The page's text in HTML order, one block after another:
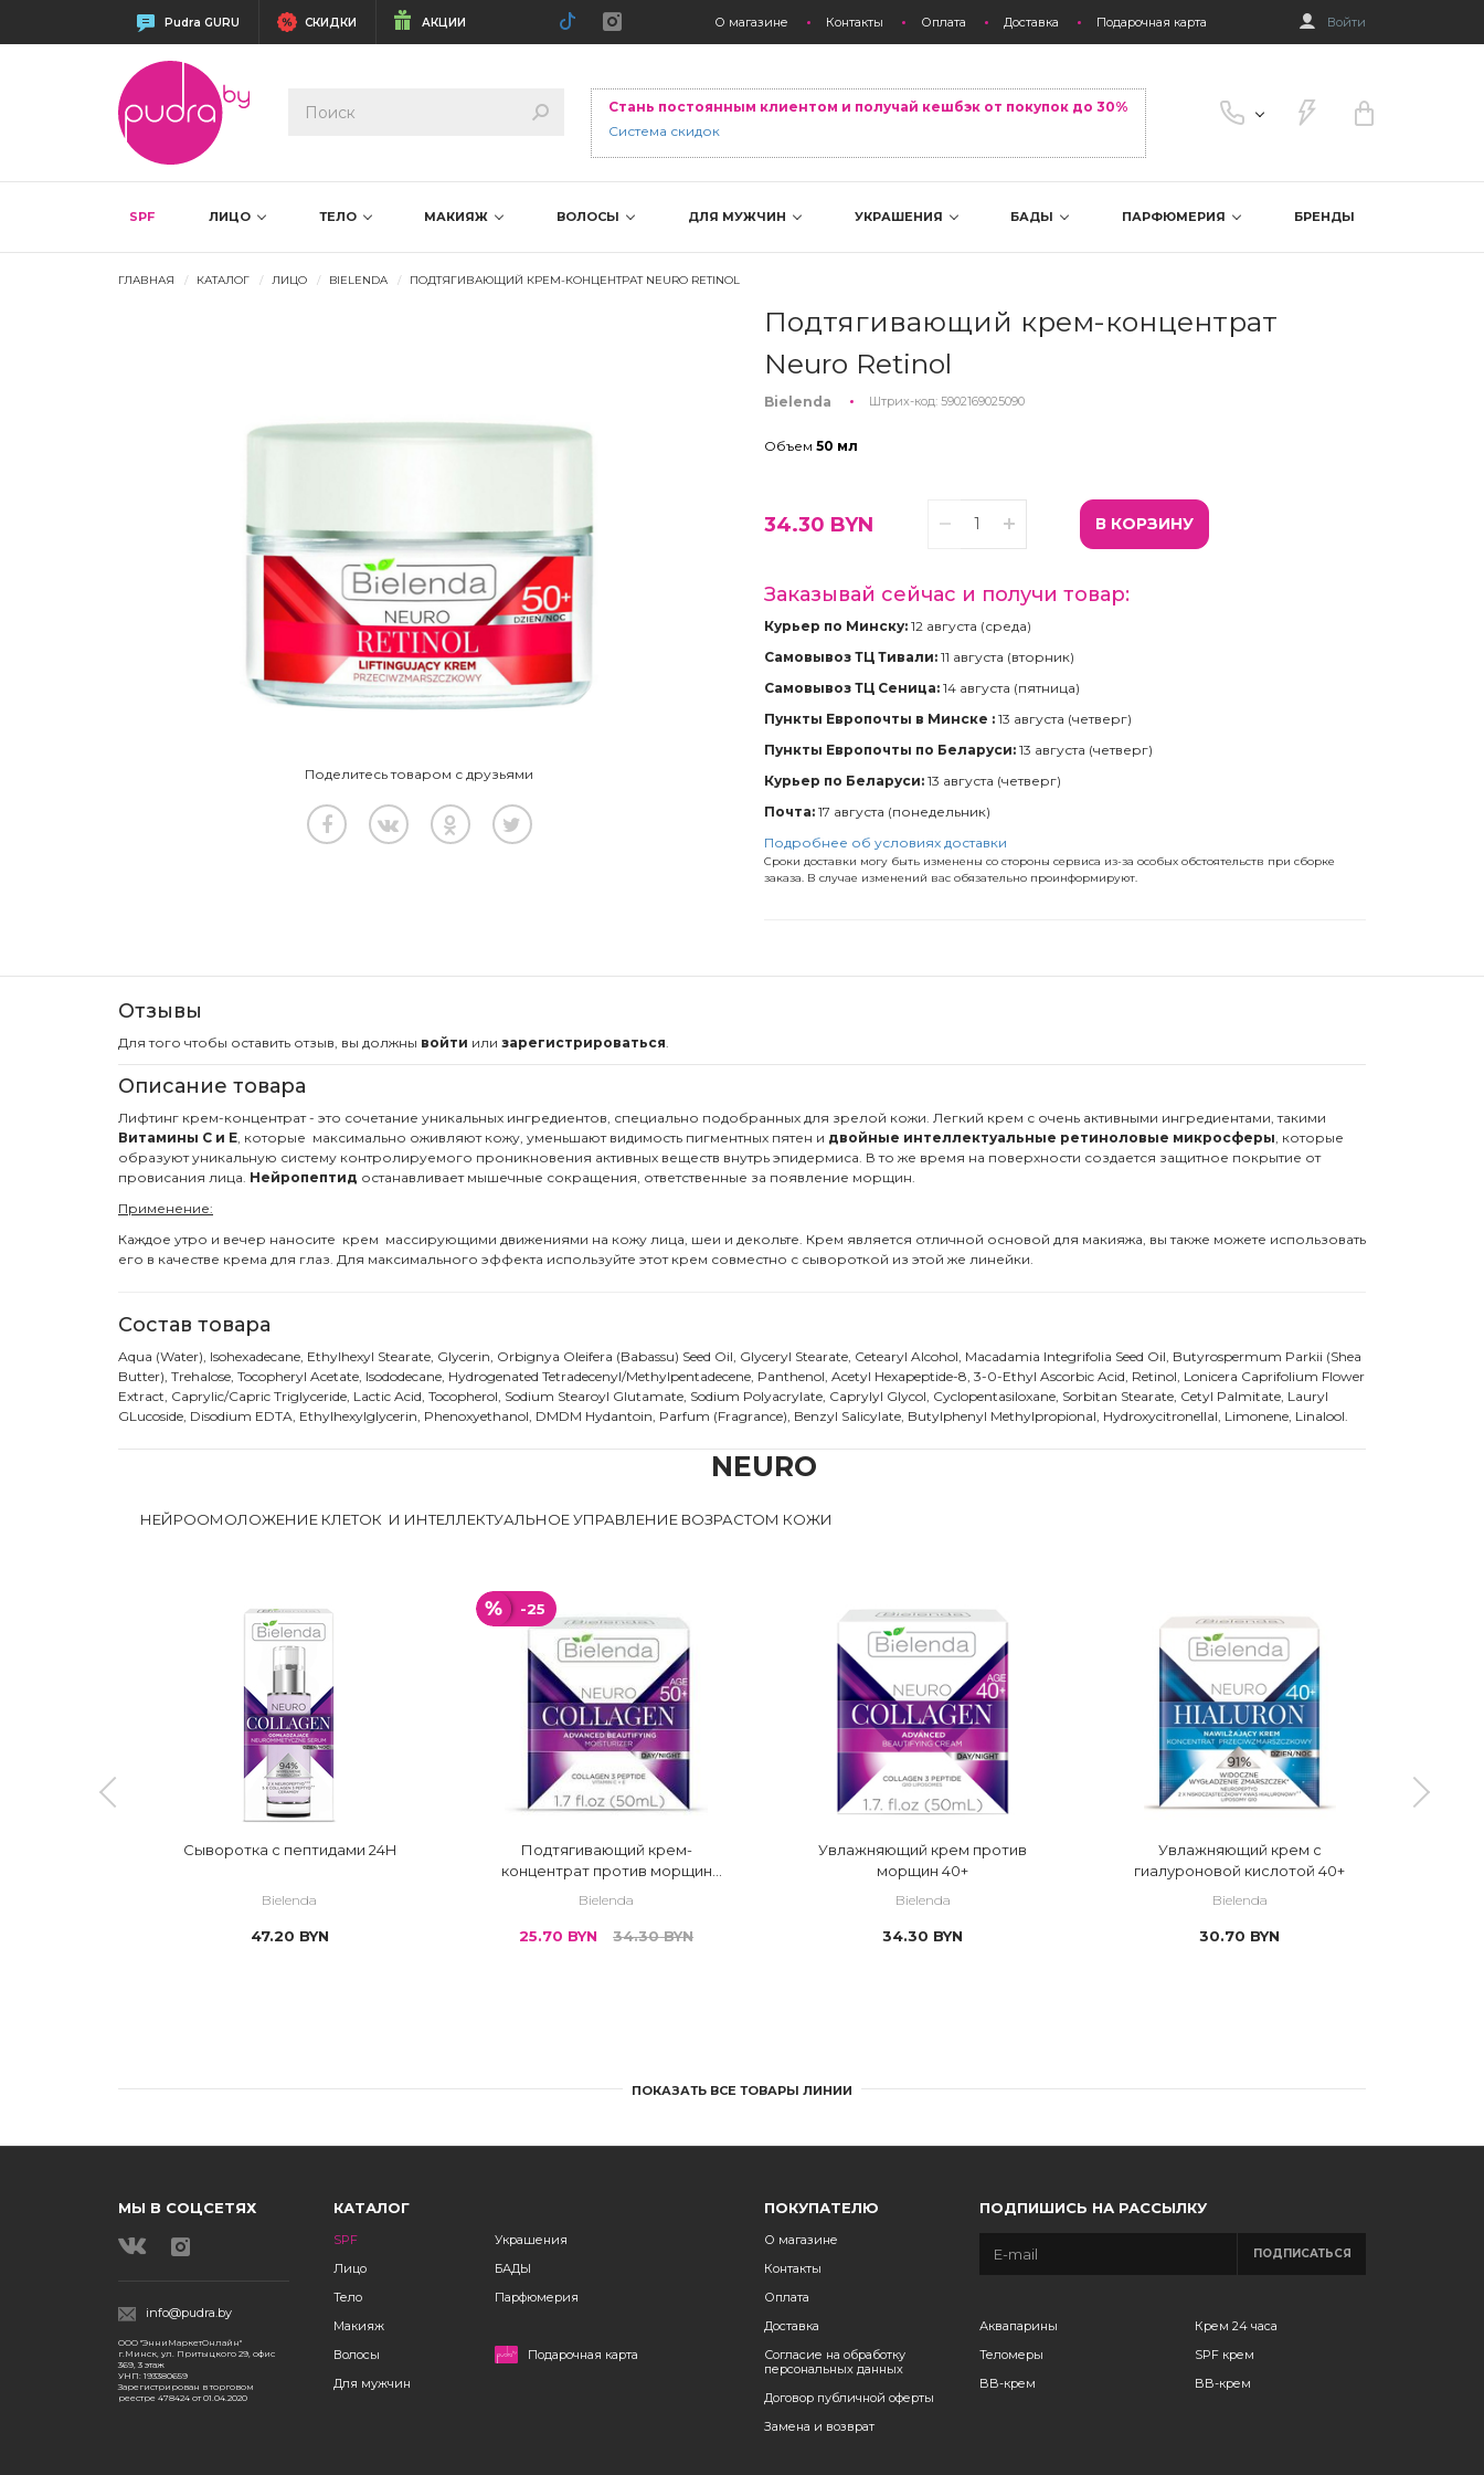
Pudra GURU СКИДКИ АКЦИИ О магазине Контакты Оплата Доставка Подарочная карта Войти
Стань постоянным клиентом и получай кешбэк от покупок до 30%
Система скидок
SPF ЛИЦО ТЕЛО МАКИЯЖ ВОЛОСЫ ДЛЯ МУЖЧИН УКРАШЕНИЯ БАДЫ ПАРФЮМЕРИЯ БРЕНДЫ
ГЛАВНАЯ КАТАЛОГ ЛИЦО BIELENDA ПОДТЯГИВАЮЩИЙ КРЕМ-КОНЦЕНТРАТ NEURO RETINOL
Поделитесь товаром с друзьями
Подтягивающий крем-концентрат
Neuro Retinol
Bielenda Штрих-код: 5902169025090
Объем 50 мл
34.30 BYN В КОРЗИНУ
Заказывай сейчас и получи товар:
Курьер по Минску: 12 августа (среда)
Самовывоз ТЦ Тивали: 11 августа (вторник)
Самовывоз ТЦ Сеница: 14 августа (пятница)
Пункты Европочты в Минске : 13 августа (четверг)
Пункты Европочты по Беларуси: 13 августа (четверг)
Курьер по Беларуси: 13 августа (четверг)
Почта: 17 августа (понедельник)
Подробнее об условиях доставки
Сроки доставки могу быть изменены со стороны сервиса из-за особых обстоятельств при сборке
заказа. В случае изменений вас обязательно проинформируют.
Отзывы
Для того чтобы оставить отзыв, вы должны войти или зарегистрироваться
Описание товара
Лифтинг крем-концентрат - это сочетание уникальных ингредиентов, специально подобранных для зрелой кожи. Легкий крем с очень активными ингредиентами, такими
Витамины С и Е , которые максимально оживляют кожу, уменьшают видимость пигментных пятен и двойные интеллектуальные ретиноловые микросферы , которые
образуют уникальную систему контролируемого проникновения активных веществ внутрь эпидермиса. В то же время на поверхности создается защитное покрытие от
провисания лица. Нейропептид останавливает мышечные сокращения, ответственные за появление морщин.
Применение:
Каждое утро и вечер наносите крем массирующими движениями на кожу лица, шеи и декольте. Крем является отличной основой для макияжа, вы также можете использовать
его в качестве крема для глаз. Для максимального эффекта используйте этот крем совместно с сывороткой из этой же линейки.
Состав товара
Aqua (Water), Isohexadecane, Ethylhexyl Stearate, Glycerin, Orbignya Oleifera (Babassu) Seed Oil, Glyceryl Stearate, Cetearyl Alcohol, Macadamia Integrifolia Seed Oil, Butyrospermum Parkii (Shea
Butter), Trehalose, Tocopheryl Acetate, Isododecane, Hydrogenated Tetradecenyl/Methylpentadecene, Panthenol, Acetyl Hexapeptide-8, 3-0-Ethyl Ascorbic Acid, Retinol, Lonicera Caprifolium Flower
Extract, Caprylic/Capric Triglyceride, Lactic Acid, Tocopherol, Sodium Stearoyl Glutamate, Sodium Polyacrylate, Caprylyl Glycol, Cyclopentasiloxane, Sorbitan Stearate, Cetyl Palmitate, Lauryl
GLucoside, Disodium EDTA, Ethylhexylglycerin, Phenoxyethanol, DMDM Hydantoin, Parfum (Fragrance), Benzyl Salicylate, Butylphenyl Methylpropional, Hydroxycitronellal, Limonene, Linalool.
NEURO
НЕЙРООМОЛОЖЕНИЕ КЛЕТОК И ИНТЕЛЛЕКТУАЛЬНОЕ УПРАВЛЕНИЕ ВОЗРАСТОМ КОЖИ
Сыворотка с пептидами 24H
Bielenda
47.20 BYN
-25
Подтягивающий крем-
концентрат против морщин
Bielenda
25.70 BYN 34.30BYN
Увлажняющий крем против
морщин 40+
Bielenda
34.30 BYN
Увлажняющий крем с
гиалуроновой кислотой 40+
Bielenda
30.70 BYN
ПОКАЗАТЬ ВСЕ ТОВАРЫ ЛИНИИ
МЫ В СОЦСЕТЯХ
info@pudra.by
ООО "ЭнниМаркетОнлайн"
г.Минск, ул. Притыцкого 29, офис
369, 3 этаж
УНП: 193380659
Зарегистрирован в торговом
реестре 478424 от 01.04.2020
КАТАЛОГ
SPF
Лицо
Тело
Макияж
Волосы
Для мужчин
Украшения
БАДЫ
Парфюмерия
Подарочная карта
ПОКУПАТЕЛЮ
О магазине
Контакты
Оплата
Доставка
Согласие на обработку
персональных данных
Договор публичной оферты
Замена и возврат
ПОДПИШИСЬ НА РАССЫЛКУ
ПОДПИСАТЬСЯ
Аквапарины
Теломеры
BB-крем
Крем 24 часа
SPF крем
BB-крем